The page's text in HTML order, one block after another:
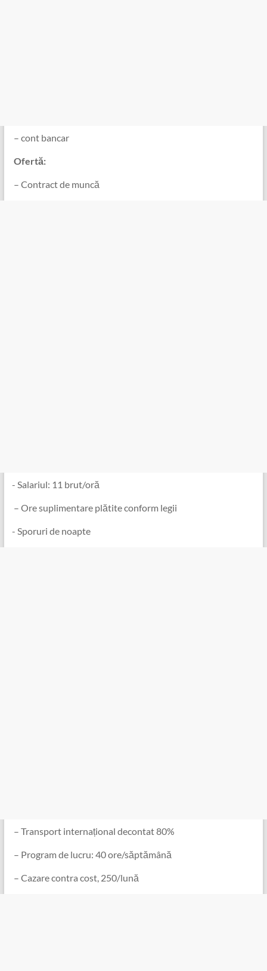
️ – cont bancar
️ Ofertă:
️ – Contract de muncă
️- Salariul: 11 brut/oră
️ – Ore suplimentare plătite conform legii
-️ Sporuri de noapte
️ – Transport internațional decontat 80%
️ – Program de lucru: 40 ore/săptămână
️ – Cazare contra cost, 250/lună